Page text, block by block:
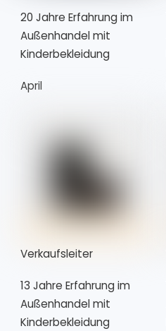
20 Jahre Erfahrung im
Außenhandel mit
Kinderbekleidung
April
Verkaufsleiter
13 Jahre Erfahrung im
Außenhandel mit
Kinderbekleidung